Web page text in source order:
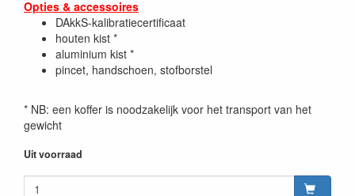
Opties & accessoires
DAkkS-kalibratiecertificaat
houten kist *
aluminium kist *
pincet, handschoen, stofborstel
* NB: een koffer is noodzakelijk voor het transport van het
gewicht
Uit voorraad